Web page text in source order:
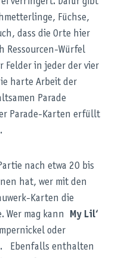
Füchse,
dass die Orte hier
Ressourcen-Würfel
Felder in jeder der vier
harte Arbeit der
Parade
Parade-Karten erfüllt
nach etwa 20 bis
hat, wer mit den
Karten die
Wer mag kann
My Lil‘
oder
Ebenfalls enthalten